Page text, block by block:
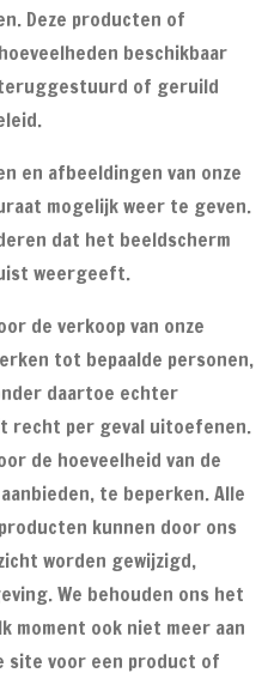
Deze producten of
beschikbaar
of geruild
en afbeeldingen van onze
mogelijk weer te geven.
dat het beeldscherm
weergeeft.
de verkoop van onze
tot bepaalde personen,
daartoe echter
recht per geval uitoefenen.
de hoeveelheid van de
te beperken. Alle
kunnen door ons
worden gewijzigd,
We behouden ons het
moment ook niet meer aan
site voor een product of